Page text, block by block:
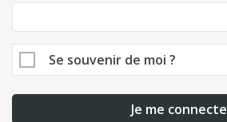
Se souvenir de moi ?
Je me connecte